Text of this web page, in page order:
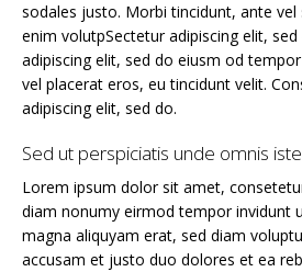
sodales justo. Morbi tincidunt, ante
enim volutpSectetur adipiscing elit,
adipiscing elit, sed do eiusm od
vel placerat eros, eu tincidunt velit.
adipiscing elit, sed do.
Sed ut perspiciatis unde omnis
Lorem ipsum dolor sit amet,
diam nonumy eirmod tempor invidunt
magna aliquyam erat, sed diam
accusam et justo duo dolores et ea